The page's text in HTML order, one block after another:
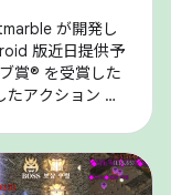
が開発し
版近日提供予
賞® を受賞した
アクション ア
特にサーマル
ォーマンスとユ